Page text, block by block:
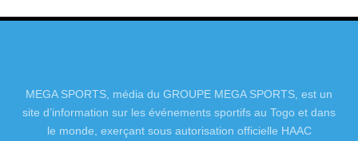
MEGA SPORTS, média du GROUPE MEGA SPORTS, est un
site d’information sur les événements sportifs au Togo et dans
le monde, exerçant sous autorisation officielle HAAC